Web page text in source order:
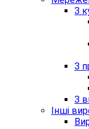
З
З
З
Інші